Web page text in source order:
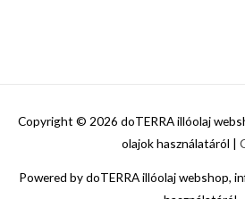
Copyright © 2026 doTERRA illóolaj
olajok használatáról |
Powered bydoTERRA illóolaj webshop,